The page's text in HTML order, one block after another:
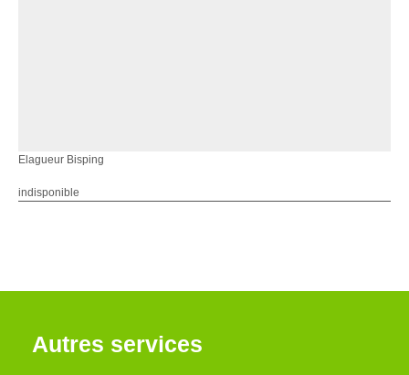
Elagueur Bisping
indisponible
Autres services